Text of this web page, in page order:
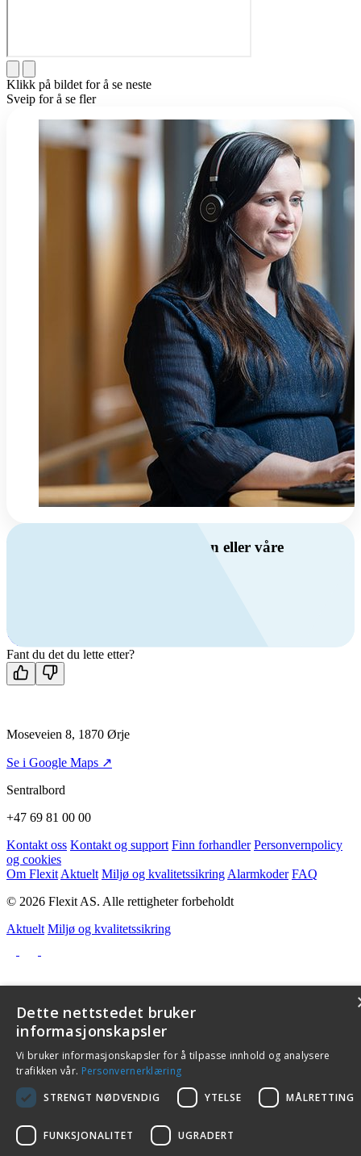
Klikk på bildet for å se neste
Sveip for å se fler
Har du spørsmål om ventilasjon eller våre
Kontakt oss
Fant du det du lette etter?
Moseveien 8, 1870 Ørje
Se i Google Maps ↗
Sentralbord
+47 69 81 00 00
Kontakt oss Kontakt og support Finn forhandler Personvernpolicy
og cookies
Om Flexit Aktuelt Miljø og kvalitetssikring Alarmkoder FAQ
© 2026 Flexit AS. Alle rettigheter forbeholdt
Aktuelt Miljø og kvalitetssikring
Dette nettstedet bruker
informasjonskapsler
Vi bruker informasjonskapsler for å tilpasse innhold og analysere
trafikken vår. Personvernerklæring
STRENGT NØDVENDIG
YTELSE MÅLRETTING
FUNKSJONALITET UGRADERT